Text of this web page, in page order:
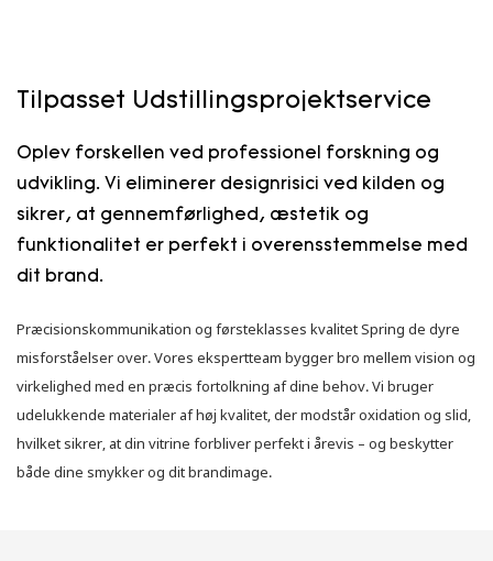
Tilpasset Udstillingsprojektservice
Oplev forskellen ved professionel forskning og
udvikling. Vi eliminerer designrisici ved kilden og
sikrer, at gennemførlighed, æstetik og
funktionalitet er perfekt i overensstemmelse med
dit brand.
Præcisionskommunikation og førsteklasses kvalitet Spring de dyre
misforståelser over. Vores ekspertteam bygger bro mellem vision og
virkelighed med en præcis fortolkning af dine behov. Vi bruger
udelukkende materialer af høj kvalitet, der modstår oxidation og slid,
hvilket sikrer, at din vitrine forbliver perfekt i årevis – og beskytter
både dine smykker og dit brandimage.